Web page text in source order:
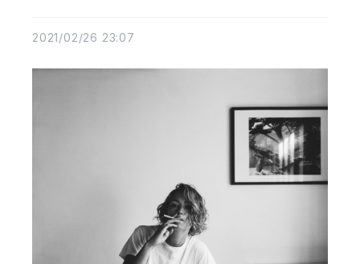
2021/02/26 23:07